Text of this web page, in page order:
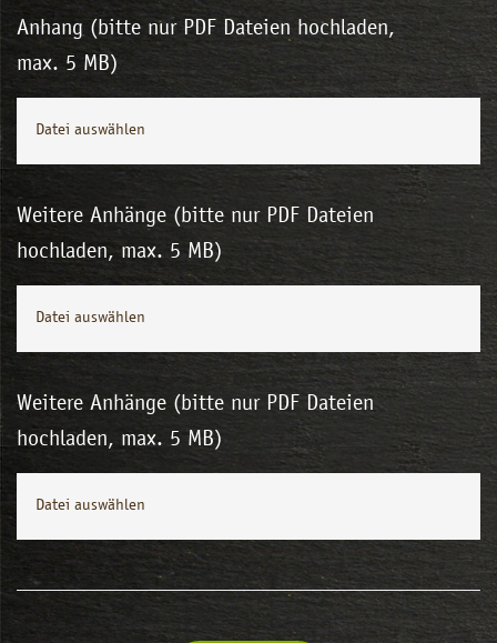
Anhang (bitte nur PDF Dateien hochladen,
max. 5 MB)
Datei auswählen
Weitere Anhänge (bitte nur PDF Dateien
hochladen, max. 5 MB)
Datei auswählen
Weitere Anhänge (bitte nur PDF Dateien
hochladen, max. 5 MB)
Datei auswählen